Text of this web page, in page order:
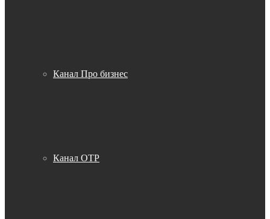
Канал Про бизнес
Канал ОТР